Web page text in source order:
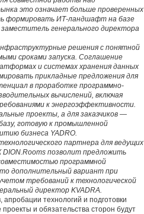
это означает больше проверенных
формировать ИТ-ландшафт на базе
генерального директора
решения с понятной
сроками запуска. Соглашение
и системах хранения данных
прикладные предложения для
в проработке программно-
вычислений, включая
к энергоэффективности.
проекты, а для заказчиков —
готовую к промышленной
бизнеса YADRO.
партнера для ведущих
DION.Rooms позволит предложить
программной
дополнительный вариант при
требований к технологической
директор KVADRA.
технологий и подготовки
и обязательства сторон будут